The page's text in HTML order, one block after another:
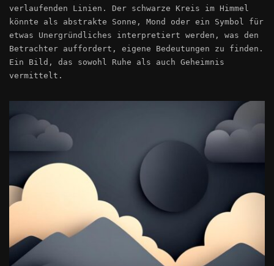
verlaufenden Linien. Der schwarze Kreis im Himmel
könnte als abstrakte Sonne, Mond oder ein Symbol für
etwas Unergründliches interpretiert werden, was den
Betrachter auffordert, eigene Bedeutungen zu finden.
Ein Bild, das sowohl Ruhe als auch Geheimnis
vermittelt.